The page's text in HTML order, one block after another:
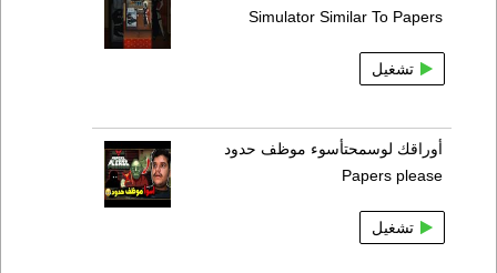
Simulator Similar To Papers
تشغيل
أوراقك لوسمحتأسوء موظف حدود
Papers please
تشغيل